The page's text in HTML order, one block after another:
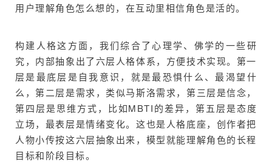
用户理解角色怎么想的，在互动里相信角色是活的。
构建人格这方面，我们综合了心理学、佛学的一些研
究，内部抽象出了六层人格体系，方便技术实现。第一
层是最底层是自我意识，就是最恐惧什么、最渴望什
么，第二层是需求，类似马斯洛需求，第三层是信念，
第四层是思维方式，比如MBTI的差异，第五层是态度
立场，最表层是情绪变化。这也是人格底座，创作者把
人物小传按这六层抽象出来，模型就能理解角色的长程
目标和阶段目标。